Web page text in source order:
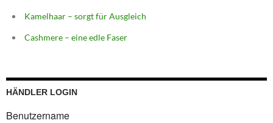
Kamelhaar – sorgt für Ausgleich
Cashmere – eine edle Faser
HÄNDLER LOGIN
Benutzername